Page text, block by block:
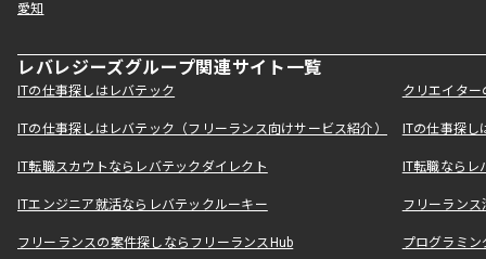
愛知
レバレジーズグループ関連サイト一覧
ITの仕事探しはレバテック クリエイタ
ITの仕事探しはレバテック（フリーランス向けサービス紹介） ITの仕事探
IT転職スカウトならレバテックダイレクト IT転職なら
ITエンジニア就活ならレバテックルーキー フリーラン
フリーランスの案件探しならフリーランスHub プログラミ